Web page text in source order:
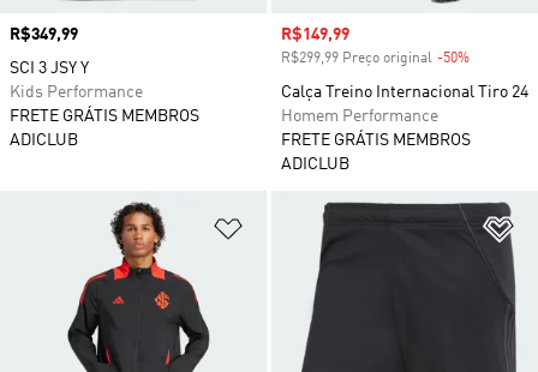
Preço
R$349,99
SCI 3 JSY Y
Kids Performance
FRETE GRÁTIS MEMBROS
ADICLUB
Preço com desconto
R$149,99
R$299,99 Preço original -50%
Calça Treino Internacional Tiro 24
Homem Performance
FRETE GRÁTIS MEMBROS
ADICLUB
Adicionar à Lista de Desejos